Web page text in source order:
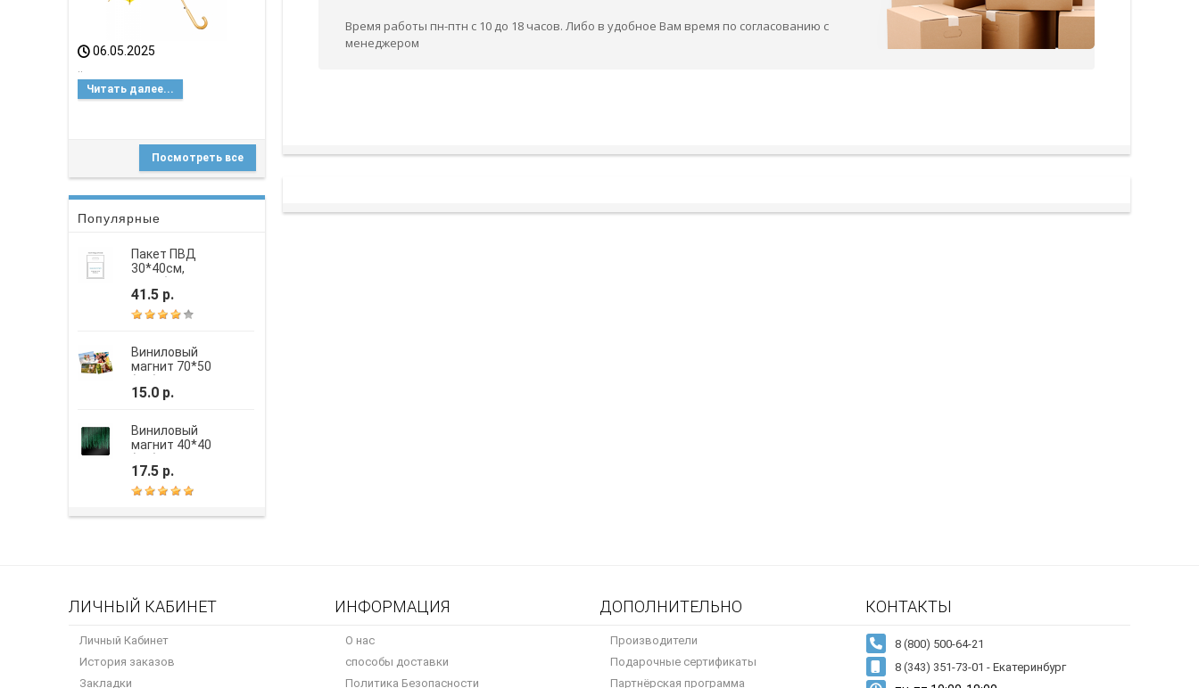
06.05.2025
..
Читать далее...
Посмотреть все
Популярные
Пакет ПВД
30*40см,
усиленная ручка,
шелкография
41.5 р.
Виниловый
магнит 70*50
15.0 р.
Виниловый
магнит 40*40
17.5 р.
Время работы пн-птн с 10 до 18 часов. Либо в удобное Вам время по согласованию с
менеджером
ЛИЧНЫЙ КАБИНЕТ
Личный Кабинет
История заказов
Закладки
ИНФОРМАЦИЯ
О нас
способы доставки
Политика Безопасности
ДОПОЛНИТЕЛЬНО
Производители
Подарочные сертификаты
Партнёрская программа
КОНТАКТЫ
8 (343) 351-73-01 - Екатеринбург